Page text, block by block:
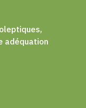
adéquation